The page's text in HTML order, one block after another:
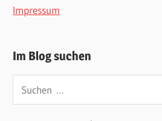
Impressum
Im Blog suchen
Suchen
nach: